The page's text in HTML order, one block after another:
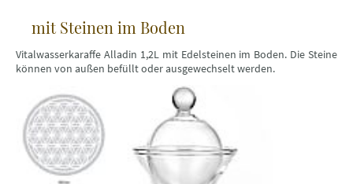
mit Steinen im Boden
Vitalwasserkaraffe Alladin 1,2L mit Edelsteinen im Boden. Die Steine
können von außen befüllt oder ausgewechselt werden.